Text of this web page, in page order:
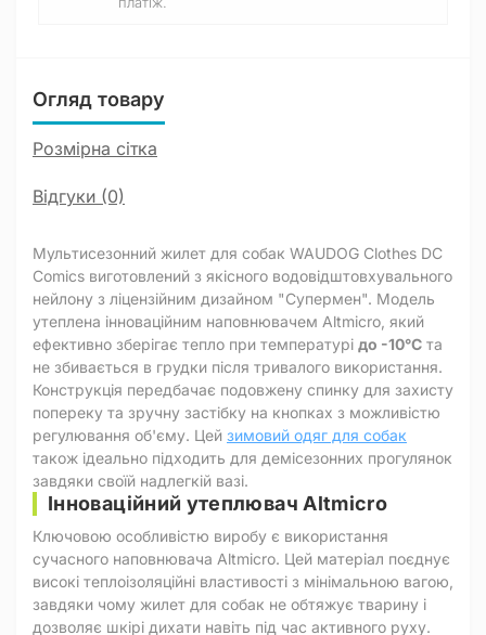
Огляд товару
Розмірна сітка
Відгуки (0)
Мультисезонний жилет для собак WAUDOG Clothes DC
Comics виготовлений з якісного водовідштовхувального
нейлону з ліцензійним дизайном "Супермен". Модель
утеплена інноваційним наповнювачем Altmicro, який
ефективно зберігає тепло при температурі до -10°C та
не збивається в грудки після тривалого використання.
Конструкція передбачає подовжену спинку для захисту
попереку та зручну застібку на кнопках з можливістю
регулювання об'єму. Цей зимовий одяг для собак
також ідеально підходить для демісезонних прогулянок
завдяки своїй надлегкій вазі.
Інноваційний утеплювач Altmicro
Ключовою особливістю виробу є використання
сучасного наповнювача Altmicro. Цей матеріал поєднує
високі теплоізоляційні властивості з мінімальною вагою,
завдяки чому жилет для собак не обтяжує тварину і
дозволяє шкірі дихати навіть під час активного руху.